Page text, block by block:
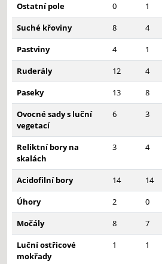
Ostatní pole 0 1
Suché křoviny
8 4
Pastviny
4 1
Ruderály
12 4
Paseky
13 8
Ovocné sady s luční
vegetací
6 3
Reliktní bory na
skalách
3 4
Acidofilní bory 14 14
Úhory
2 0
Močály
8 7
Luční ostřicové
mokřady
1 1